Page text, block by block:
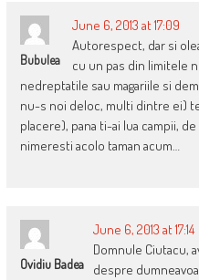
Bubulea
June 6, 2013 at 17:09
Autorespect, dar si
cu un pas din limitele
nedreptatile sau magariile si
nu-s noi deloc, multi dintre ei)
placere), pana ti-ai lua campii,
nimeresti acolo taman acum…
Ovidiu Badea
June 6, 2013 at 17:14
Domnule Ciutacu,
despre